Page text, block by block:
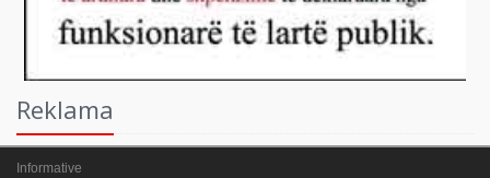
Reklama
Informative